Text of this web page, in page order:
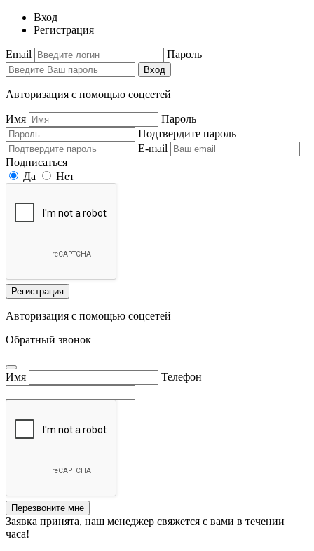
Вход
Регистрация
Email Пароль
Вход
Авторизация с помощью соцсетей
Имя
Пароль
Подтвердите пароль
E-mail
Подписаться
Да
Нет
Регистрация
Авторизация с помощью соцсетей
Обратный звонок
Имя Телефон
Перезвоните мне
Заявка принята, наш менеджер свяжется с вами в течении
часа!